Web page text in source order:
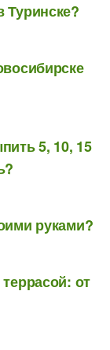
Туринске?
5, 10, 15
руками?
от